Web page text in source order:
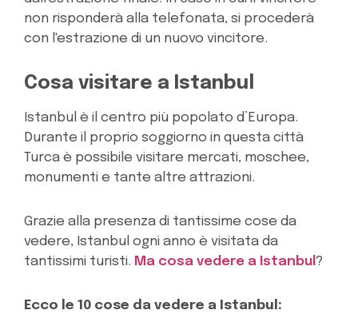
non risponderà alla telefonata, si procederà
con l'estrazione di un nuovo vincitore.
Cosa visitare a Istanbul
Istanbul è il centro più popolato d’Europa.
Durante il proprio soggiorno in questa città
Turca è possibile visitare mercati, moschee,
monumenti e tante altre attrazioni.
Grazie alla presenza di tantissime cose da
vedere, Istanbul ogni anno è visitata da
tantissimi turisti. Ma cosa vedere a Istanbul ?
Ecco le 10 cose da vedere a Istanbul: